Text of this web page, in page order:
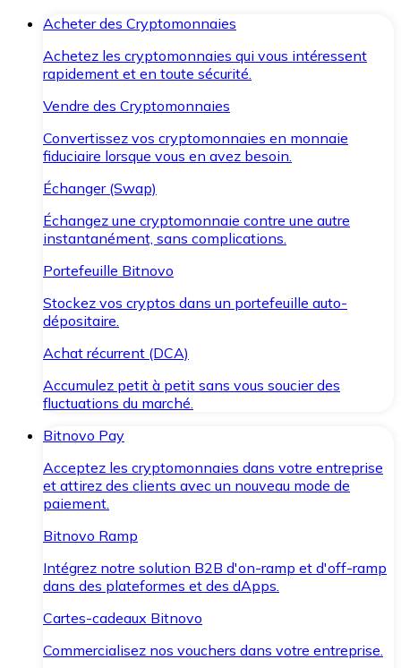
Acheter des Cryptomonnaies
Achetez les cryptomonnaies qui vous intéressent
rapidement et en toute sécurité.
Vendre des Cryptomonnaies
Convertissez vos cryptomonnaies en monnaie
fiduciaire lorsque vous en avez besoin.
Échanger (Swap)
Échangez une cryptomonnaie contre une autre
instantanément, sans complications.
Portefeuille Bitnovo
Stockez vos cryptos dans un portefeuille auto-
dépositaire.
Achat récurrent (DCA)
Accumulez petit à petit sans vous soucier des
fluctuations du marché.
Bitnovo Pay
Acceptez les cryptomonnaies dans votre entreprise
et attirez des clients avec un nouveau mode de
paiement.
Bitnovo Ramp
Intégrez notre solution B2B d'on-ramp et d'off-ramp
dans des plateformes et des dApps.
Cartes-cadeaux Bitnovo
Commercialisez nos vouchers dans votre entreprise.